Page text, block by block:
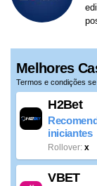
Melhores
Termos e condições
H2Bet
iniciantes
x
Rollover
VBET